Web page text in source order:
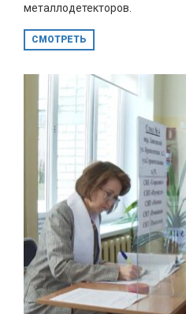
металлодетекторов.
СМОТРЕТЬ